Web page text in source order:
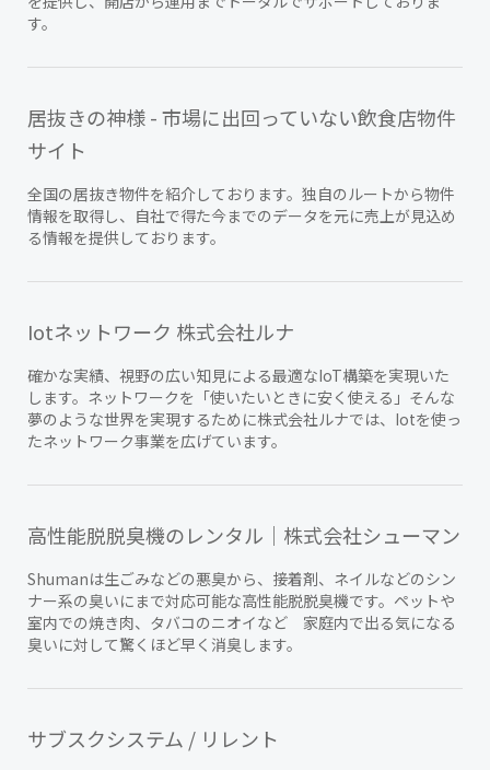
す。
居抜きの神様 - 市場に出回っていない飲食店物件
サイト
全国の居抜き物件を紹介しております。独自のルートから物件
情報を取得し、自社で得た今までのデータを元に売上が見込め
る情報を提供しております。
Iotネットワーク 株式会社ルナ
確かな実績、視野の広い知見による最適なIoT構築を実現いた
します。ネットワークを「使いたいときに安く使える」そんな
夢のような世界を実現するために株式会社ルナでは、Iotを使っ
たネットワーク事業を広げています。
高性能脱脱臭機のレンタル｜株式会社シューマン
Shumanは生ごみなどの悪臭から、接着剤、ネイルなどのシン
ナー系の臭いにまで対応可能な高性能脱脱臭機です。ペットや
室内での焼き肉、タバコのニオイなど 家庭内で出る気になる
臭いに対して驚くほど早く消臭します。
サブスクシステム / リレント